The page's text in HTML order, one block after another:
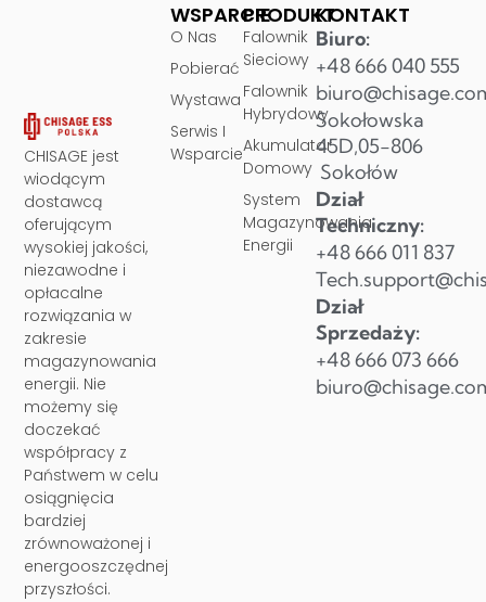
CHISAGE jest
wiodącym
dostawcą
oferującym
wysokiej jakości,
niezawodne i
opłacalne
rozwiązania w
zakresie
magazynowania
energii. Nie
możemy się
doczekać
współpracy z
Państwem w celu
osiągnięcia
bardziej
zrównoważonej i
energooszczędnej
przyszłości.
PRODUKT
Falownik
Sieciowy
Falownik
Hybrydowy
Akumulator
Domowy
System
Magazynowania
Energii
WSPARCIE
O Nas
Pobierać
Wystawa
Serwis I
Wsparcie
KONTAKT
Biuro:
+48 666 040 555
Sokołowska
45D,05-806
Sokołów
Dział
Techniczny:
+48 666 011 837
Dział
Sprzedaży:
+48 666 073 666